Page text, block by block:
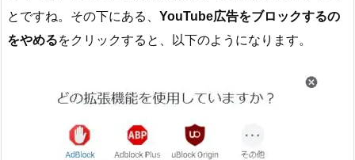
とですね。その下にある、 YouTube広告をブロックするの
をやめるをクリックすると、以下のようになります。